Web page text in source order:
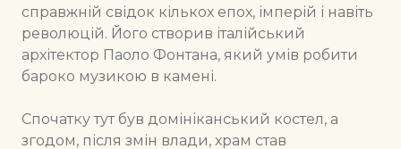
справжній свідок кількох епох, імперій і навіть
революцій. Його створив італійський
архітектор Паоло Фонтана, який умів робити
бароко музикою в камені.
Спочатку тут був домініканський костел, а
згодом, після змін влади, храм став